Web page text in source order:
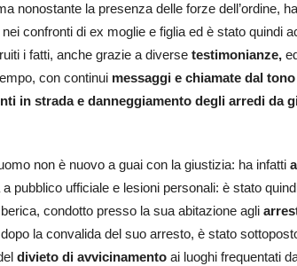
nonostante la presenza delle forze dell’ordine,
confronti di ex moglie e figlia ed è stato quindi
i fatti, anche grazie a diverse testimonianze,
con continui messaggi e chiamate dal
in strada e danneggiamento degli arredi da
non è nuovo a guai con la giustizia: ha infatti
pubblico ufficiale e lesioni personali: è stato
condotto presso la sua abitazione agli
la convalida del suo arresto, è stato
divieto di avvicinamento ai luoghi frequentati